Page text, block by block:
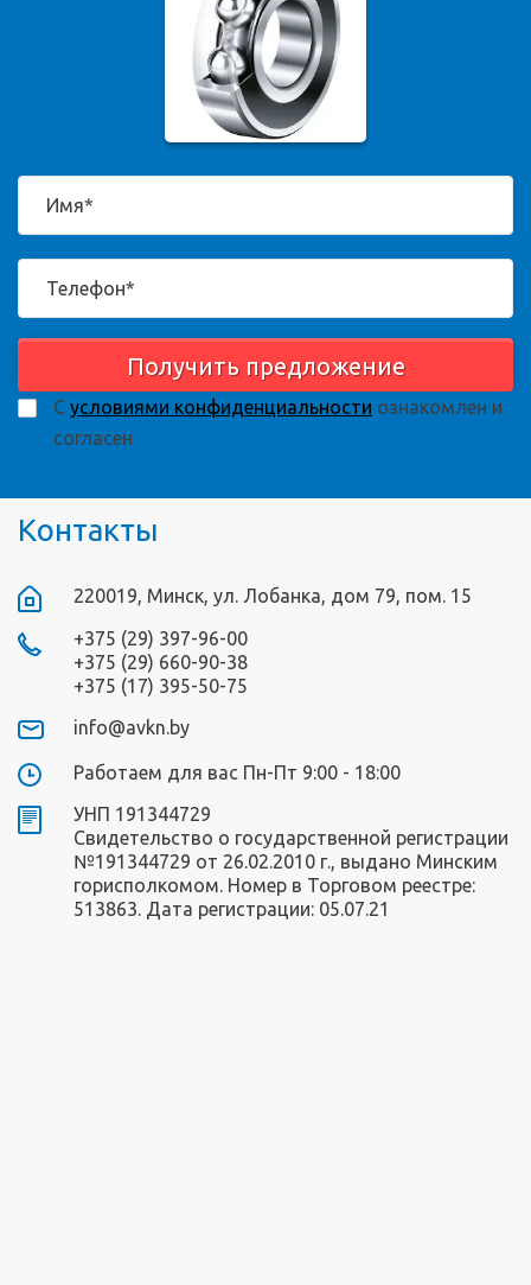
Получить предложение
С условиями конфиденциальности ознакомлен и
согласен
Контакты
220019, Минск, ул. Лобанка, дом 79, пом. 15
+375 (29) 397-96-00
+375 (29) 660-90-38
+375 (17) 395-50-75
info@avkn.by
Работаем для вас Пн-Пт 9:00 - 18:00
УНП 191344729
Свидетельство о государственной регистрации
№191344729 от 26.02.2010 г., выдано Минским
горисполкомом. Номер в Торговом реестре:
513863. Дата регистрации: 05.07.21